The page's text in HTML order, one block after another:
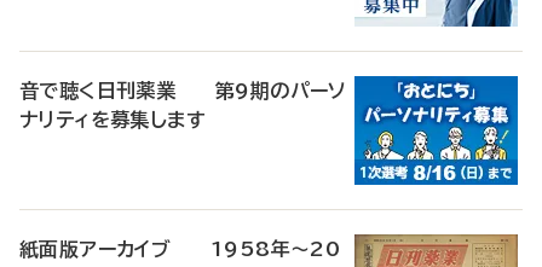
音で聴く日刊薬業 第9期のパーソ
ナリティを募集します
紙面版アーカイブ 1958年～20